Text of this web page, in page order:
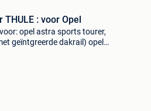
: voor Opel
opel astra sports tourer,
geïntgreerde dakrail) opel